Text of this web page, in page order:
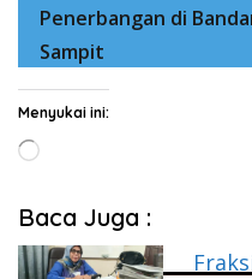
Penerbangan di
Sampit
Menyukai ini:
Memuat...
Baca Juga :